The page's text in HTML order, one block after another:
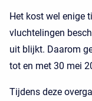
Het kost wel enige
vluchtelingen
uit blijkt. Daarom
tot en met 30 mei
Tijdens deze